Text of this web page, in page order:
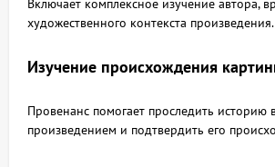
Включает комплексное изучение автора,
художественного контекста произведения.
Изучение происхождения
Провенанс помогает проследить историю
произведением и подтвердить его